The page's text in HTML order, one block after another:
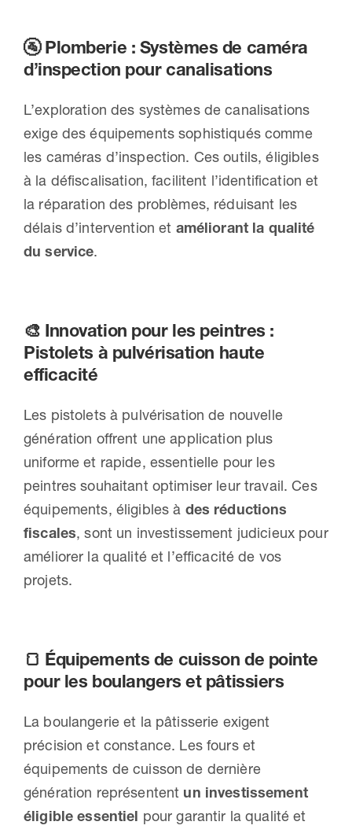
🚰 Plomberie : Systèmes de caméra
d’inspection pour canalisations
L’exploration des systèmes de canalisations
exige des équipements sophistiqués comme
les caméras d’inspection. Ces outils, éligibles
à la défiscalisation, facilitent l’identification et
la réparation des problèmes, réduisant les
délais d’intervention et améliorant la qualité
du service.
🎨 Innovation pour les peintres :
Pistolets à pulvérisation haute
efficacité
Les pistolets à pulvérisation de nouvelle
génération offrent une application plus
uniforme et rapide, essentielle pour les
peintres souhaitant optimiser leur travail. Ces
équipements, éligibles à des réductions
fiscales, sont un investissement judicieux pour
améliorer la qualité et l’efficacité de vos
projets.
🍞 Équipements de cuisson de pointe
pour les boulangers et pâtissiers
La boulangerie et la pâtisserie exigent
précision et constance. Les fours et
équipements de cuisson de dernière
génération représentent un investissement
éligible essentiel pour garantir la qualité et